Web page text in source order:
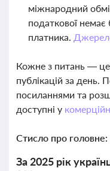
міжнародний
податкової немає
платника.
Кожне з питань — це
публікацій за
посиланнями та
доступні у
Стисло про головне:
За 2025 рік